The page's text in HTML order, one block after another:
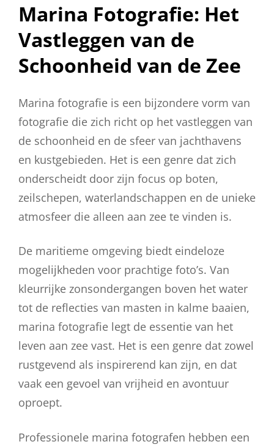
Marina Fotografie: Het
Vastleggen van de
Schoonheid van de Zee
Marina fotografie is een bijzondere vorm van
fotografie die zich richt op het vastleggen van
de schoonheid en de sfeer van jachthavens
en kustgebieden. Het is een genre dat zich
onderscheidt door zijn focus op boten,
zeilschepen, waterlandschappen en de unieke
atmosfeer die alleen aan zee te vinden is.
De maritieme omgeving biedt eindeloze
mogelijkheden voor prachtige foto’s. Van
kleurrijke zonsondergangen boven het water
tot de reflecties van masten in kalme baaien,
marina fotografie legt de essentie van het
leven aan zee vast. Het is een genre dat zowel
rustgevend als inspirerend kan zijn, en dat
vaak een gevoel van vrijheid en avontuur
oproept.
Professionele marina fotografen hebben een